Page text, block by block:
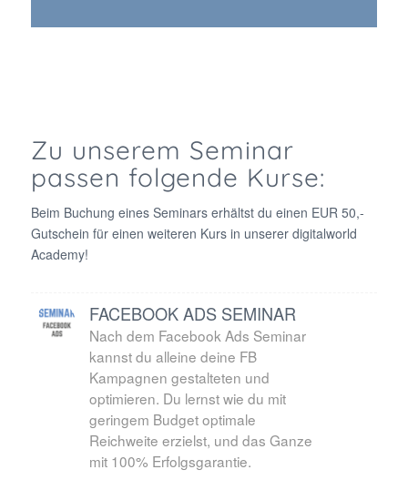
Zu unserem Seminar
passen folgende Kurse:
Beim Buchung eines Seminars erhältst du einen EUR 50,-
Gutschein für einen weiteren Kurs in unserer digitalworld
Academy!
FACEBOOK ADS SEMINAR
Nach dem Facebook Ads Seminar
kannst du alleine deine FB
Kampagnen gestalteten und
optimieren. Du lernst wie du mit
geringem Budget optimale
Reichweite erzielst, und das Ganze
mit 100% Erfolgsgarantie.